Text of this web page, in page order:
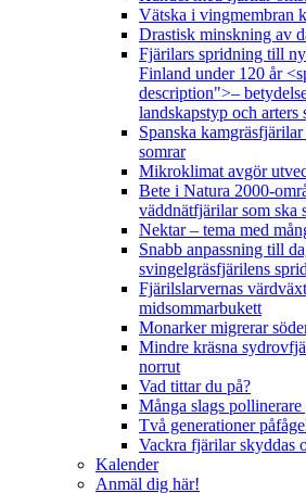
Vätska i vingmembran
Drastisk minskning av
Fjärilars spridning till
Finland under 120 år
description">–
landskapstyp och arters
Spanska
somrar
Mikroklimat avgör
Bete i Natura 2000-
väddnätfjärilar som ska
Nektar – tema med
Snabb anpassning till
svingelgräsfjärilens
Fjärilslarvernas
midsommarbukett
Monarker migrerar
Mindre kräsna
norrut
Vad tittar du på?
Många slags
Två generationer
Vackra fjärilar skyddas
Kalender
Anmäl dig här!